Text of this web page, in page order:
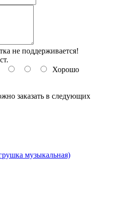
не поддерживается!
Хорошо
заказать в следующих
музыкальная)